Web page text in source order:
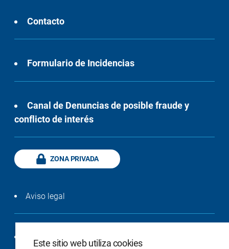
Contacto
Formulario de Incidencias
Canal de Denuncias de posible fraude y
conflicto de interés
ZONA PRIVADA
Aviso legal
Este sitio web utiliza cookies